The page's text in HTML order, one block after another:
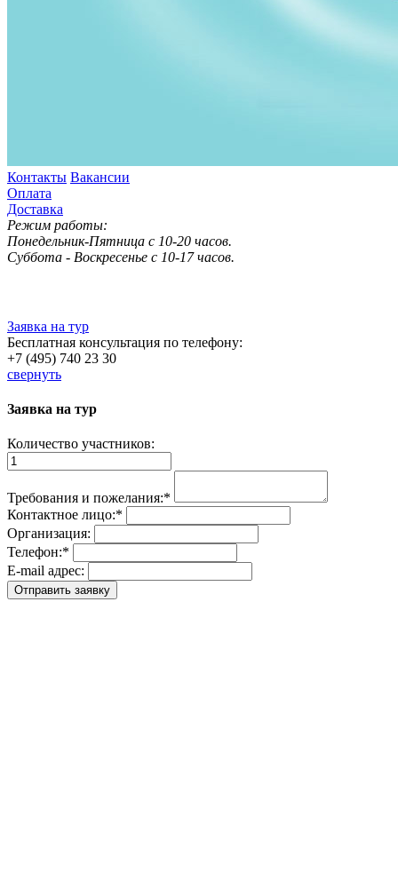
Контакты Вакансии
Оплата
Доставка
Режим работы:
Понедельник-Пятница с 10-20 часов.
Суббота - Воскресенье с 10-17 часов.
Заявка на тур
Бесплатная консультация по телефону:
+7 (495) 740 23 30
свернуть
Заявка на тур
Количество участников:
Требования и пожелания:*
Контактное лицо:*
Организация:
Телефон:*
E-mail адрес: